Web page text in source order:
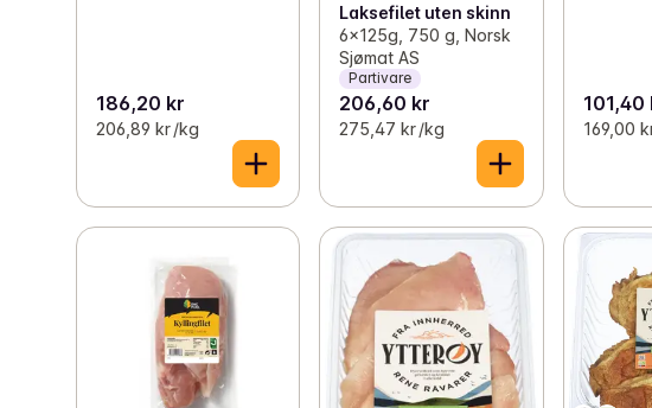
186,20 kr
206,89 kr /kg
Laksefilet uten skinn
6x125g, 750 g, Norsk
Sjømat AS
Partivare
206,60 kr
275,47 kr /kg
101,40
169,00